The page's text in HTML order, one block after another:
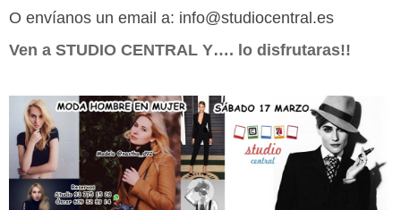
O envíanos un email a: info@studiocentral.es
Ven a STUDIO CENTRAL Y…. lo disfrutaras!!